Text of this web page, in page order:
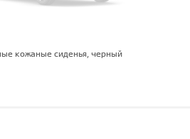
кожаные сиденья, черный